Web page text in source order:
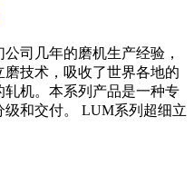
司几年的磨机生产经验，
技术，吸收了世界各地的
机。本系列产品是一种专
和交付。 LUM系列超细立